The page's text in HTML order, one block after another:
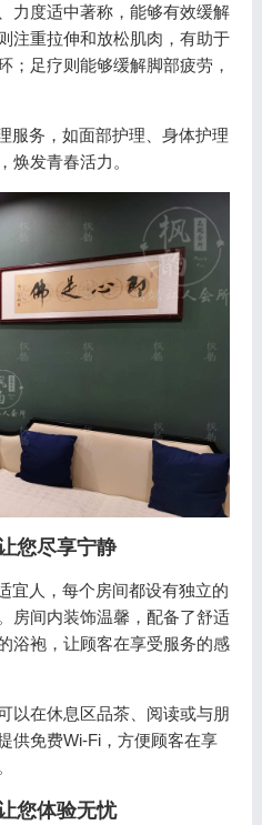
力度适中著称，能够有效缓解
注重拉伸和放松肌肉，有助于
；足疗则能够缓解脚部疲劳，
服务，如面部护理、身体护理
焕发青春活力。
您尽享宁静
宜人，每个房间都设有独立的
房间内装饰温馨，配备了舒适
浴袍，让顾客在享受服务的感
以在休息区品茶、阅读或与朋
供免费Wi-Fi，方便顾客在享
您体验无忧